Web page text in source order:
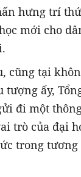
hưng trí
mới cho
cũng tại
ấy,
đi một
trò của đại
trong